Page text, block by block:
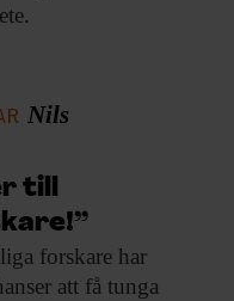
Nils
till
forskare har
att få tunga